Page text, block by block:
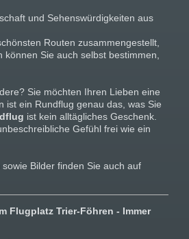
und Sehenswürdigkeiten aus
Routen zusammengestellt,
können Sie auch selbst bestimmen,
Sie möchten Ihren Lieben eine
ist ein Rundflug genau das, was Sie
ist kein alltägliches Geschenk.
Gefühl frei wie ein
Bilder finden Sie auch auf
Flugplatz Trier-Föhren - Immer